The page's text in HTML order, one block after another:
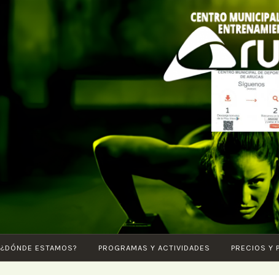
Piscina –
Fitness –
funcional
Karate –
¿DÓNDE ESTAMOS? PROGRAMAS Y ACTIVIDADES PRECIOS Y